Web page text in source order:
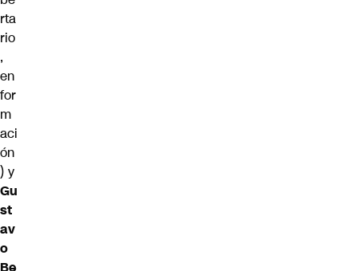
rta
rio
,
en
for
m
aci
ón
) y
Gu
st
av
o
Be